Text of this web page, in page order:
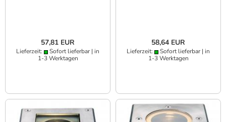
57,81 EUR
Lieferzeit:
Sofort lieferbar | in
1-3 Werktagen
58,64 EUR
Lieferzeit:
Sofort lieferbar | in
1-3 Werktagen